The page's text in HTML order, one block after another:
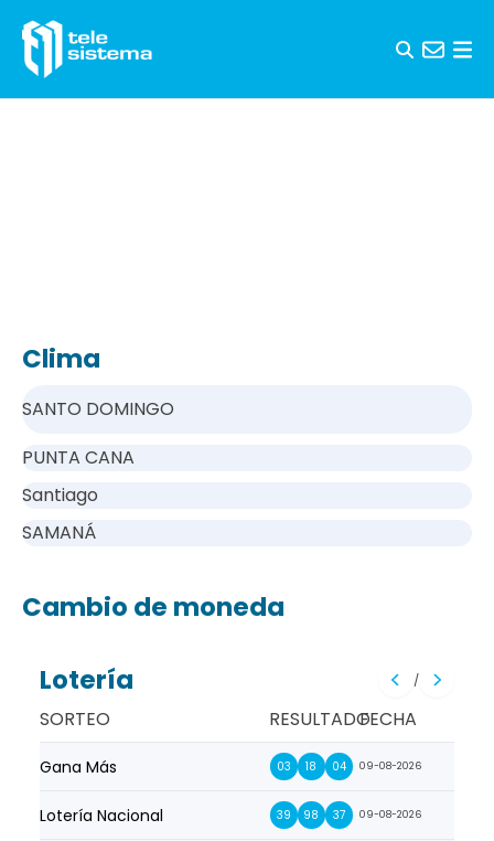
Clima
SANTO DOMINGO
PUNTA CANA
Santiago
SAMANÁ
Cambio de moneda
Lotería /
SORTEO RESULTADOFECHA
Gana Más 03 18 04 09-08-2026
Lotería Nacional 39 98 37 09-08-2026